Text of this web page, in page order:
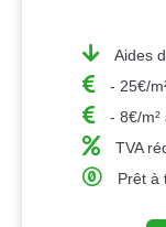
Aides
- 25€/
- 8€/m²
TVA
Prêt à